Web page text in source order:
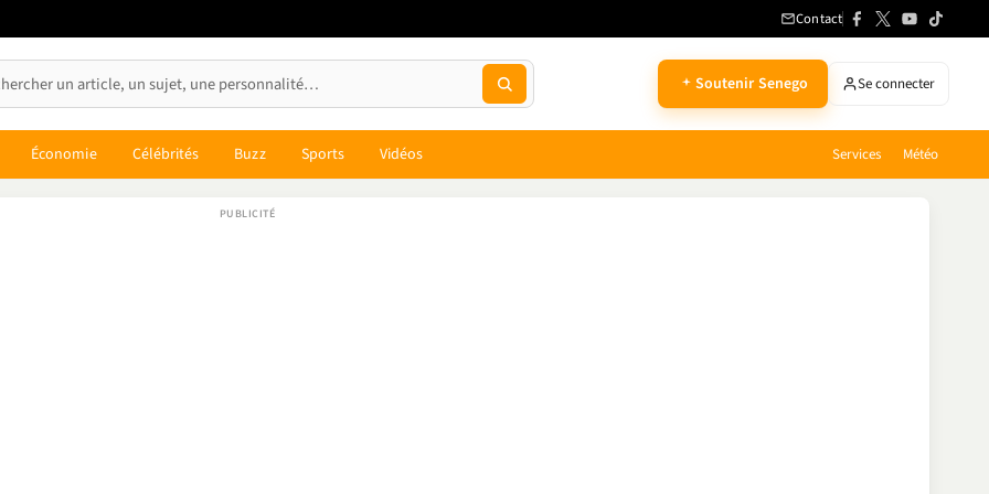
Contact
Soutenir Senego Se connecter
Économie Célébrités Buzz Sports Vidéos Services Météo